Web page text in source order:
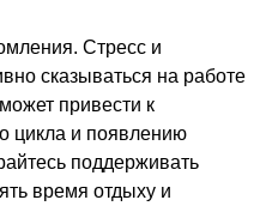
Стресс и
сказываться на работе
привести к
цикла и появлению
поддерживать
время отдыху и